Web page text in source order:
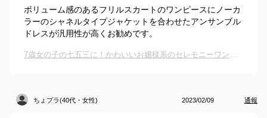
ボリューム感のあるフリルスカートのワンピースにノーカ
ラーのシャネルタイプジャケットを合わせたアンサンブル
ドレスが汎用性が高くお勧めです。
7歳女の子の七五三に！かわいいお嬢様系のセレモニーワンピースのおすすめは？
ちょプラ(40代・女性) 2023/02/09 通報